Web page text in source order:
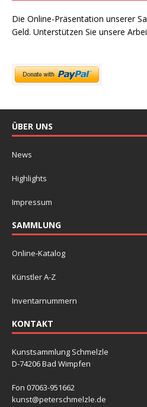
Die Online-Präsentation unserer
Geld. Unterstützen Sie unsere
ÜBER UNS
News
Highlights
Impressum
SAMMLUNG
Online-Katalog
Künstler A-Z
Inventarnummern
KONTAKT
Kunstsammlung Schmelzle
D-74206 Bad Wimpfen
Fon 07063-951662
kunst@peterschmelzle.de